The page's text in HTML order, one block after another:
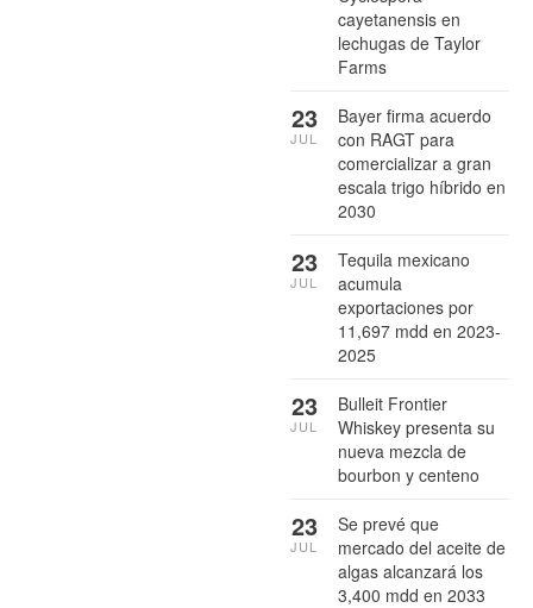
cayetanensis en
lechugas de Taylor
Farms
Bayer firma acuerdo
con RAGT para
comercializar a gran
escala trigo híbrido en
2030
23
JUL
Tequila mexicano
acumula
exportaciones por
11,697 mdd en 2023-
2025
23
JUL
Bulleit Frontier
Whiskey presenta su
nueva mezcla de
bourbon y centeno
23
JUL
Se prevé que
mercado del aceite de
algas alcanzará los
3,400 mdd en 2033
23
JUL